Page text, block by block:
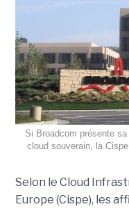
Si Broadcom présente
cloud souverain, la
Selon le Cloud
Europe (Cispe), les